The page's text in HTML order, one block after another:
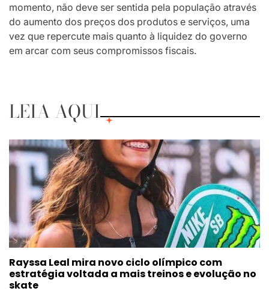
momento, não deve ser sentida pela população através
do aumento dos preços dos produtos e serviços, uma
vez que repercute mais quanto à liquidez do governo
em arcar com seus compromissos fiscais.
LEIA AQUI
Rayssa Leal mira novo ciclo olímpico com
estratégia voltada a mais treinos e evolução no
skate